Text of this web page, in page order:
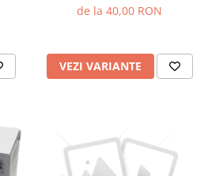
de la 40,00 RON
VEZI VARIANTE